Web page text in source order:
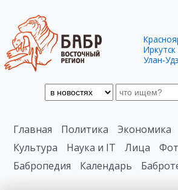
Иркутск
Улан-Удэ
Главная Политика
Экономика
Культура
Наука и IT Лица
Бабропедия
Календарь